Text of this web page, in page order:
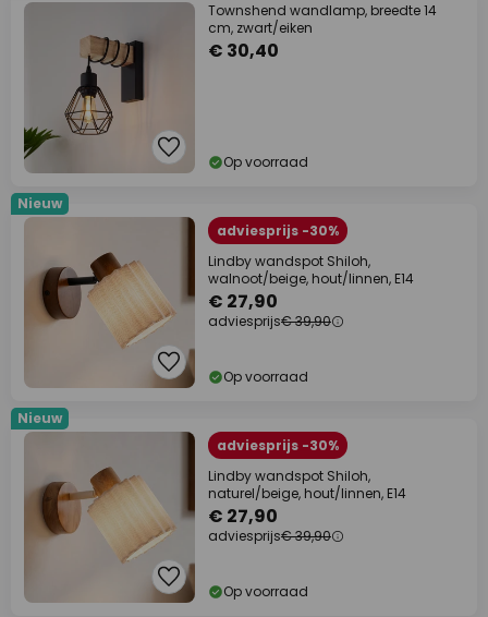
Townshend wandlamp, breedte 14
cm, zwart/eiken
€ 30,40
Op voorraad
Nieuw
adviesprijs -30%
Lindby wandspot Shiloh,
walnoot/beige, hout/linnen, E14
€ 27,90
adviesprijs€ 39,90
Op voorraad
Nieuw
adviesprijs -30%
Lindby wandspot Shiloh,
naturel/beige, hout/linnen, E14
€ 27,90
adviesprijs€ 39,90
Op voorraad